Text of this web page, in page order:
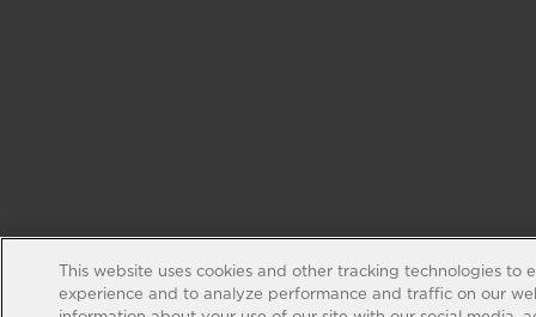
This website uses cookies and other tracking technologies to
experience and to analyze performance and traffic on our